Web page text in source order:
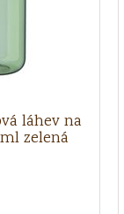
láhev na
zelená